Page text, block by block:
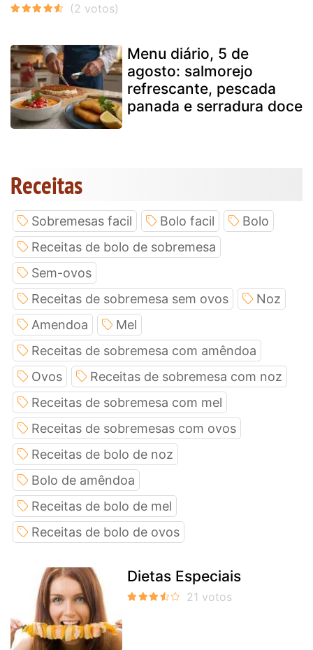
Menu diário, 5 de
agosto: salmorejo
refrescante, pescada
panada e serradura doce
Receitas
Sobremesas facil Bolo facil
Bolo
Receitas de bolo de sobremesa
Sem-ovos
Receitas de sobremesa sem ovos
Noz
Amendoa
Mel
Receitas de sobremesa com amêndoa
Ovos
Receitas de sobremesa com noz
Receitas de sobremesa com mel
Receitas de sobremesas com ovos
Receitas de bolo de noz
Bolo de amêndoa
Receitas de bolo de mel
Receitas de bolo de ovos
Dietas Especiais